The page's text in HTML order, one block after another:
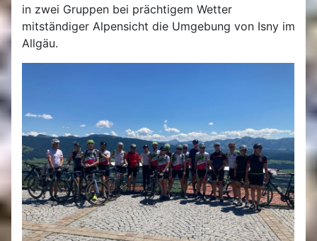
in zwei Gruppen bei prächtigem Wetter
mitständiger Alpensicht die Umgebung von Isny im
Allgäu.